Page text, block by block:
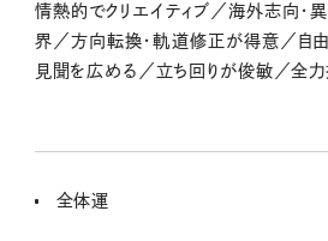
情熱的でクリエイティブ／海外志向・
界／方向転換・軌道修正が得意／自
見聞を広める／立ち回りが俊敏／全
全体運